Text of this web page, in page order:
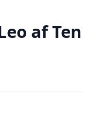
af Ten